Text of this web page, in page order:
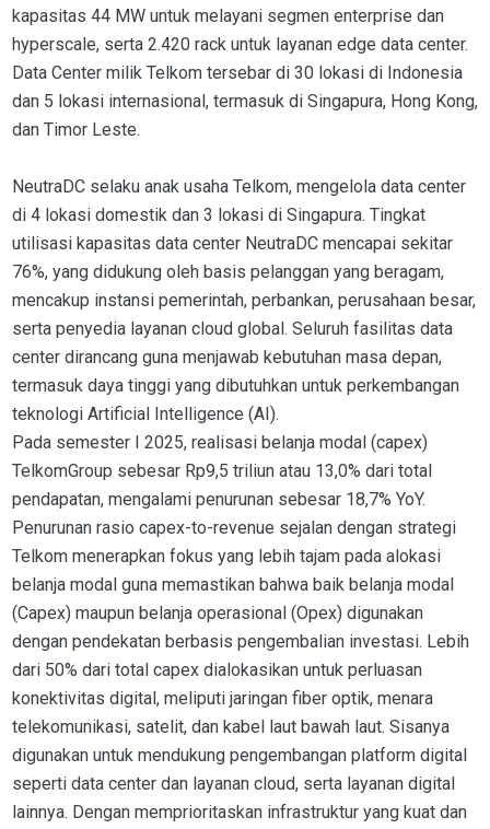
kapasitas 44 MW untuk melayani segmen enterprise dan
hyperscale, serta 2.420 rack untuk layanan edge data center.
Data Center milik Telkom tersebar di 30 lokasi di Indonesia
dan 5 lokasi internasional, termasuk di Singapura, Hong Kong,
dan Timor Leste.
NeutraDC selaku anak usaha Telkom, mengelola data center
di 4 lokasi domestik dan 3 lokasi di Singapura. Tingkat
utilisasi kapasitas data center NeutraDC mencapai sekitar
76%, yang didukung oleh basis pelanggan yang beragam,
mencakup instansi pemerintah, perbankan, perusahaan besar,
serta penyedia layanan cloud global. Seluruh fasilitas data
center dirancang guna menjawab kebutuhan masa depan,
termasuk daya tinggi yang dibutuhkan untuk perkembangan
teknologi Artificial Intelligence (AI).
Pada semester I 2025, realisasi belanja modal (capex)
TelkomGroup sebesar Rp9,5 triliun atau 13,0% dari total
pendapatan, mengalami penurunan sebesar 18,7% YoY.
Penurunan rasio capex-to-revenue sejalan dengan strategi
Telkom menerapkan fokus yang lebih tajam pada alokasi
belanja modal guna memastikan bahwa baik belanja modal
(Capex) maupun belanja operasional (Opex) digunakan
dengan pendekatan berbasis pengembalian investasi. Lebih
dari 50% dari total capex dialokasikan untuk perluasan
konektivitas digital, meliputi jaringan fiber optik, menara
telekomunikasi, satelit, dan kabel laut bawah laut. Sisanya
digunakan untuk mendukung pengembangan platform digital
seperti data center dan layanan cloud, serta layanan digital
lainnya. Dengan memprioritaskan infrastruktur yang kuat dan